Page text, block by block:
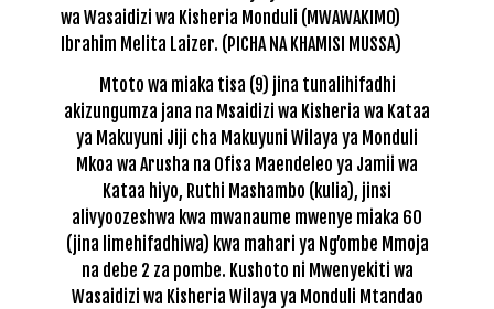
Mtoto wa miaka tisa (9) jina tunalihifadhi
akizungumza jana na Msaidizi wa Kisheria wa Kataa
ya Makuyuni Jiji cha Makuyuni Wilaya ya Monduli
Mkoa wa Arusha na Ofisa Maendeleo ya Jamii wa
Kataa hiyo, Ruthi Mashambo (kulia), jinsi
alivyoozeshwa kwa mwanaume mwenye miaka 60
(jina limehifadhiwa) kwa mahari ya Ng’ombe Mmoja
na debe 2 za pombe. Kushoto ni Mwenyekiti wa
Wasaidizi wa Kisheria Wilaya ya Monduli Mtandao